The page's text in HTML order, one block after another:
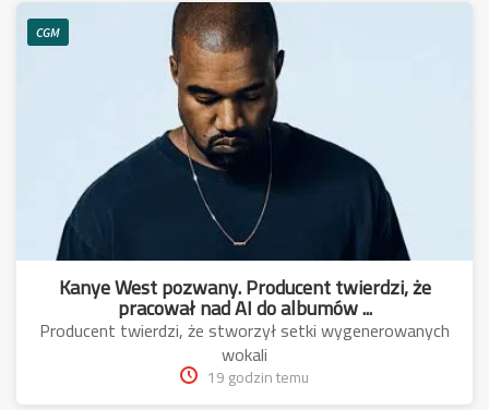
CGM
Kanye West pozwany. Producent twierdzi, że
pracował nad AI do albumów ...
Producent twierdzi, że stworzył setki wygenerowanych
wokali
19 godzin temu